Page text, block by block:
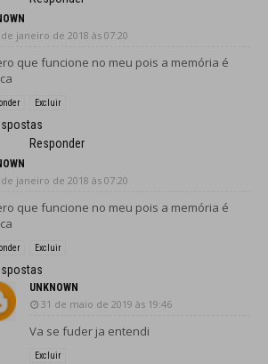
de janeiro de 2018 às 07:20
que funcione no meu pois a memória é
Excluir
Responder
de janeiro de 2018 às 07:20
que funcione no meu pois a memória é
Excluir
UNKNOWN
31 de maio de 2019 às 19:46
Va se fuder ja entendi
Excluir